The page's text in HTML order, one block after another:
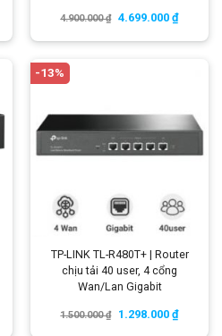
4.900.000₫ 4.699.000 ₫
-13%
TP-LINK TL-R480T+ | Router
chịu tải 40 user, 4 cổng
Wan/Lan Gigabit
1.500.000₫ 1.298.000 ₫